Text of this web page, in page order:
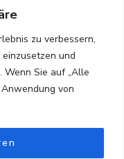
zu verbessern,
und
Wenn Sie auf „Alle
von